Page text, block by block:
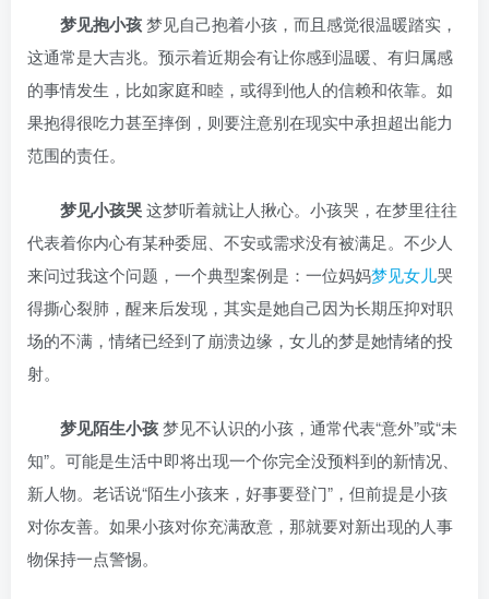
梦见抱小孩梦见自己抱着小孩，而且感觉很温暖踏实，
这通常是大吉兆。预示着近期会有让你感到温暖、有归属感
的事情发生，比如家庭和睦，或得到他人的信赖和依靠。如
果抱得很吃力甚至摔倒，则要注意别在现实中承担超出能力
范围的责任。
梦见小孩哭这梦听着就让人揪心。小孩哭，在梦里往往
代表着你内心有某种委屈、不安或需求没有被满足。不少人
来问过我这个问题，一个典型案例是：一位妈妈梦见女儿哭
得撕心裂肺，醒来后发现，其实是她自己因为长期压抑对职
场的不满，情绪已经到了崩溃边缘，女儿的梦是她情绪的投
射。
梦见陌生小孩梦见不认识的小孩，通常代表“意外”或“未
知”。可能是生活中即将出现一个你完全没预料到的新情况、
新人物。老话说“陌生小孩来，好事要登门”，但前提是小孩
对你友善。如果小孩对你充满敌意，那就要对新出现的人事
物保持一点警惕。